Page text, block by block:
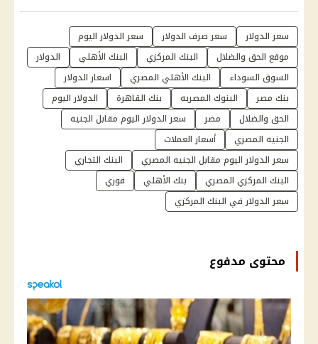
سعر الدولار سعر صرف الدولار
سعر الدولار اليوم
موقع الحق والضلال
البنك المركزي البنك الأهلي
الدولار
السوق السوداء
البنك الأهلي المصري
اسعار الدولار
بنك مصر
البنوك المصريه بنك القاهرة
الدولار اليوم
الحق والضلال
مصر
سعر الدولار اليوم مقابل الجنيه
الجنيه المصري
أسعار العملات
سعر الدولار اليوم مقابل الجنيه المصري
البنك التجاري
البنك المركزي المصري
بنك الأهلي
فوري
سعر الدولار في البنك المركزي
محتوى مدفوع